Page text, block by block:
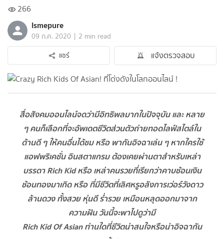
266
Ismepure
09 ก.ค. 2020 | 2 min read
แชร์
แจ้งตรวจสอบ
สื่อสังคมออนไลน์จดว่ามีอิทธิพลมากในปัจจุบัน และ หลาย
ๆ คนก็เลือกที่จะอัพเดตชีวิตส่วนตัวถ่ายทอดไลฟ์สไตล์ใน
ด้านดี ๆ ให้คนอื่นได้ชม หรือ พากันอิจฉาเล่น ๆ หากใครใช้
แอฟพริเคชั่น อินสตาแกรม ต้องเคยผ่านตาสำหรับเหล่า
บรรดาRich Kid หรือ เหล่าคนรวยที่เรียกว่าคาบช้อนเงิน
ช้อนทองมาเกิด หรือ ที่มีชีวิตที่เลิศหรูอลังการเว่อร์วังดาว
ล้านดวง ทั้งสวย หุ่นดี ร่ำรวย เหมือนหลุดออกมาจาก
ความฝัน วันนี้จะพาไปดูว่ามี
Rich Kid Of Asian ท่านใดที่ชีวิตน่าสนใจหรือน่าอิจฉากัน